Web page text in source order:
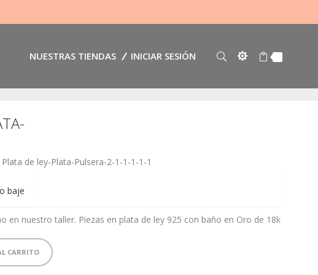
NUESTRAS TIENDAS INICIAR SESIÓN
de ley-Plata-Pulsera-2-1-1-1-1-1
baje
en nuestro taller. Piezas en plata de ley 925 con baño en Oro de 18k
CARRITO